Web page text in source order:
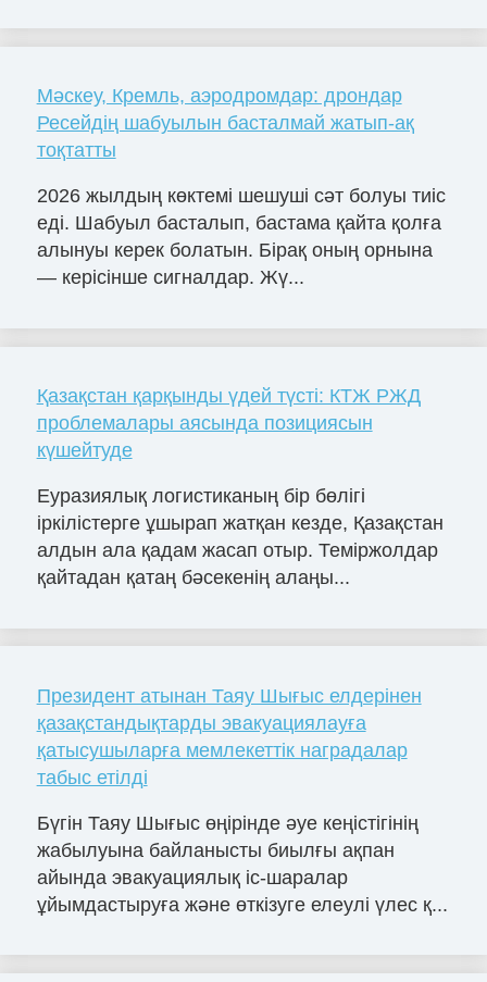
Мәскеу, Кремль, аэродромдар: дрондар
Ресейдің шабуылын басталмай жатып-ақ
тоқтатты
2026 жылдың көктемі шешуші сәт болуы тиіс
еді. Шабуыл басталып, бастама қайта қолға
алынуы керек болатын. Бірақ оның орнына
— керісінше сигналдар. Жү...
Қазақстан қарқынды үдей түсті: КТЖ РЖД
проблемалары аясында позициясын
күшейтуде
Еуразиялық логистиканың бір бөлігі
іркілістерге ұшырап жатқан кезде, Қазақстан
алдын ала қадам жасап отыр. Теміржолдар
қайтадан қатаң бәсекенің алаңы...
Президент атынан Таяу Шығыс елдерінен
қазақстандықтарды эвакуациялауға
қатысушыларға мемлекеттік наградалар
табыс етілді
Бүгін Таяу Шығыс өңірінде әуе кеңістігінің
жабылуына байланысты биылғы ақпан
айында эвакуациялық іс-шаралар
ұйымдастыруға және өткізуге елеулі үлес қ...